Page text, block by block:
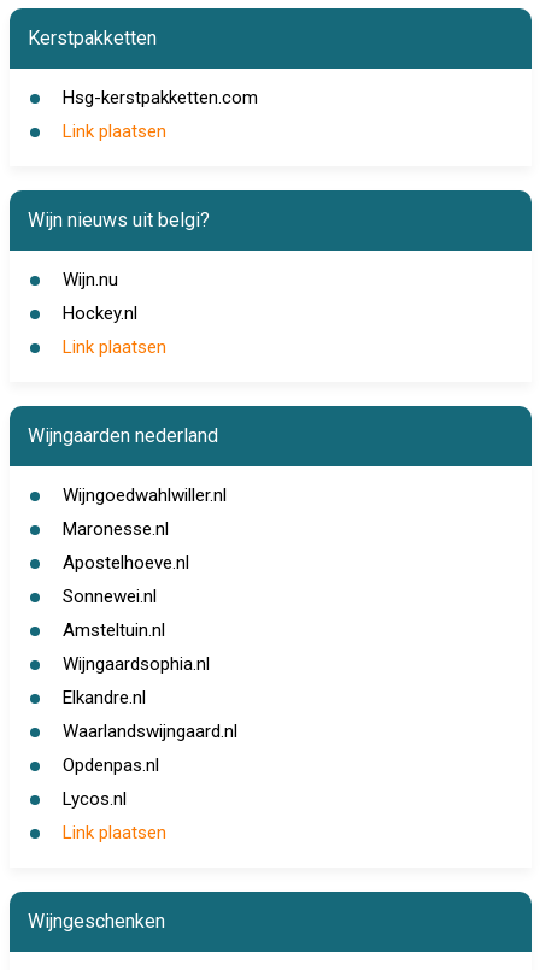
Kerstpakketten
Hsg-kerstpakketten.com
Link plaatsen
Wijn nieuws uit belgi?
Wijn.nu
Hockey.nl
Link plaatsen
Wijngaarden nederland
Wijngoedwahlwiller.nl
Maronesse.nl
Apostelhoeve.nl
Sonnewei.nl
Amsteltuin.nl
Wijngaardsophia.nl
Elkandre.nl
Waarlandswijngaard.nl
Opdenpas.nl
Lycos.nl
Link plaatsen
Wijngeschenken